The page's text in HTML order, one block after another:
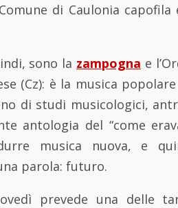
di Caulonia
sono la zampogna e
(Cz): è la musica
di studi musicologici,
antologia del “come
musica nuova, e
parola: futuro.
prevede una delle